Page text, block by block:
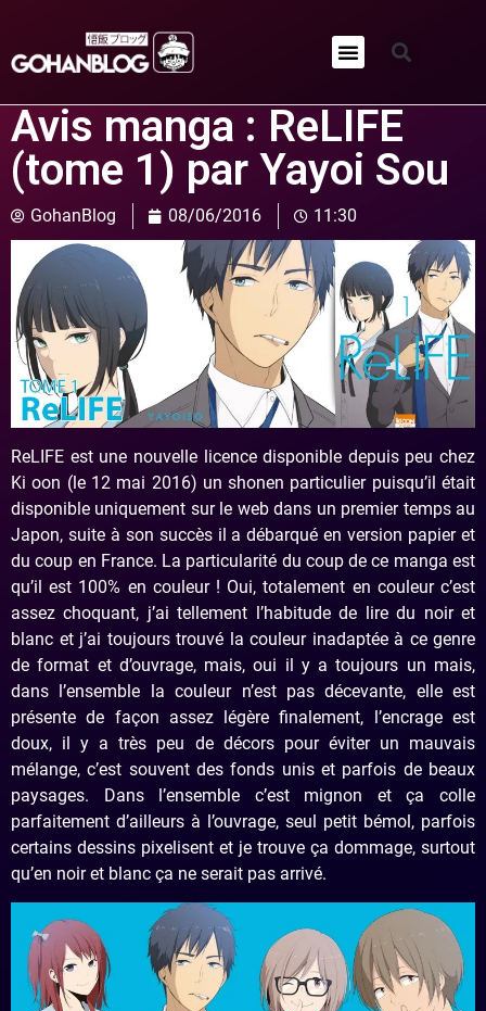
Avis manga : ReLIFE
(tome 1) par Yayoi Sou
GohanBlog 08/06/2016 11:30
ReLIFE est une nouvelle licence disponible depuis peu chez
Ki oon (le 12 mai 2016) un shonen particulier puisqu’il était
disponible uniquement sur le web dans un premier temps au
Japon, suite à son succès il a débarqué en version papier et
du coup en France. La particularité du coup de ce manga est
qu’il est 100% en couleur ! Oui, totalement en couleur c’est
assez choquant, j’ai tellement l’habitude de lire du noir et
blanc et j’ai toujours trouvé la couleur inadaptée à ce genre
de format et d’ouvrage, mais, oui il y a toujours un mais,
dans l’ensemble la couleur n’est pas décevante, elle est
présente de façon assez légère finalement, l’encrage est
doux, il y a très peu de décors pour éviter un mauvais
mélange, c’est souvent des fonds unis et parfois de beaux
paysages. Dans l’ensemble c’est mignon et ça colle
parfaitement d’ailleurs à l’ouvrage, seul petit bémol, parfois
certains dessins pixelisent et je trouve ça dommage, surtout
qu’en noir et blanc ça ne serait pas arrivé.